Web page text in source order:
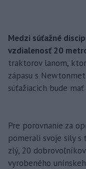
Medzi súťažné
vzdialenosť 20
traktorov lanom,
zápasu s
súťažiacich bude
Pre porovnanie za
pomerali svoje sily
zlý, 20
vyrobeného